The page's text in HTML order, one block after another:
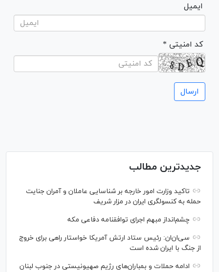
ایمیل
* کد امنیتی
جدیدترین مطالب
تاکید وزارت امور خارجه بر شناسایی عاملان و آمران جنایت
حمله به کنسولگری ایران در مزار شریف
چشم‌انداز مبهم اجرای توافقنامه دفاعی مکه
سی‌ان‌‌ان: رئیس ستاد ارتش آمریکا خواستار راهی برای خروج
از جنگ با ایران شده است
ادامه حملات و بمباران‌های رژیم صهیونیستی در جنوب لبنان